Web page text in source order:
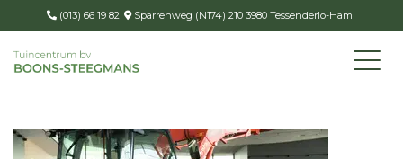
(013) 66 19 82 Sparrenweg (N174) 210 3980 Tessenderlo-Ham